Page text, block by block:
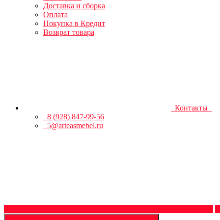
Доставка и сборка
Оплата
Покупка в Кредит
Возврат товара
Контакты
8 (928) 847-99-56
5@arteasmebel.ru